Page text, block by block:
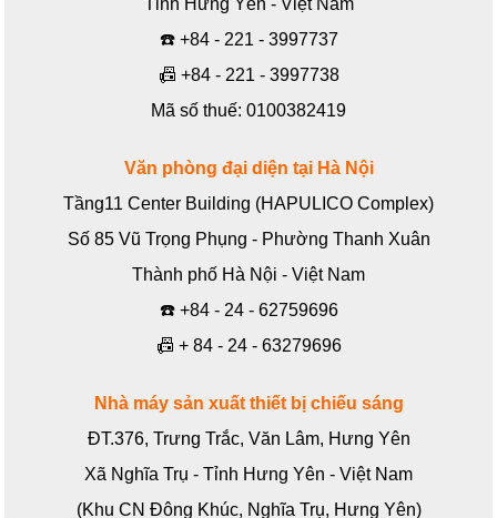
Tỉnh Hưng Yên - Việt Nam
☎️ +84 - 221 - 3997737
📠 +84 - 221 - 3997738
Mã số thuế: 0100382419
Văn phòng đại diện tại Hà Nội
Tầng11 Center Building (HAPULICO Complex)
Số 85 Vũ Trọng Phụng - Phường Thanh Xuân
Thành phố Hà Nội - Việt Nam
☎️ +84 - 24 - 62759696
📠 + 84 - 24 - 63279696
Nhà máy sản xuất thiết bị chiếu sáng
ĐT.376, Trưng Trắc, Văn Lâm, Hưng Yên
Xã Nghĩa Trụ - Tỉnh Hưng Yên - Việt Nam
(Khu CN Đông Khúc, Nghĩa Trụ, Hưng Yên)